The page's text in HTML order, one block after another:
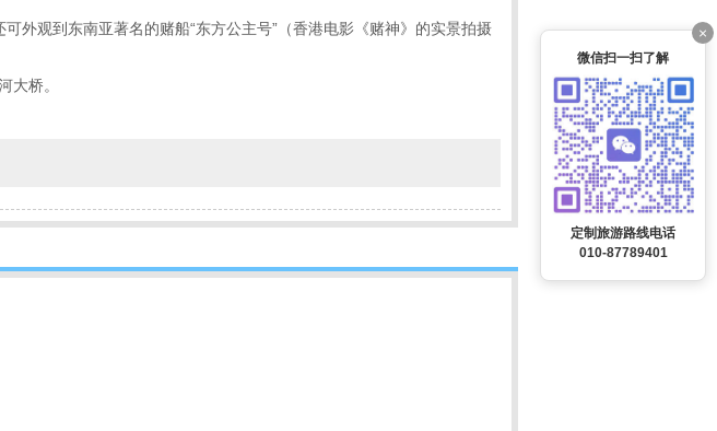
外观到东南亚著名的赌船“东方公主号”（香港电影《赌神》的实景拍摄
大桥。
×
微信扫一扫了解
定制旅游路线电话
010-87789401